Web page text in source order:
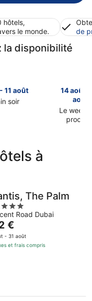
hôtels,
le monde.
de
la disponibilité
11 août
soir
14 août -
août
Le week-
pour
week-
à
The Palm
Road Dubai
€
- 31 août
et frais compris